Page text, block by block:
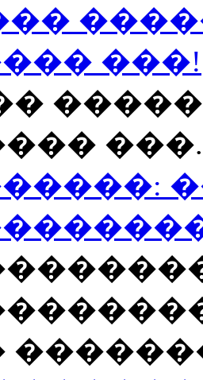
���!